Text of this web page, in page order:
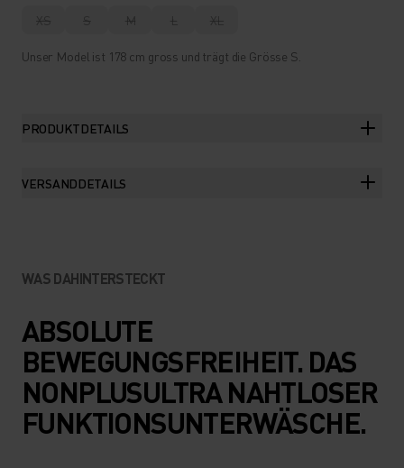
XS S M L XL
Unser Model ist 178 cm gross und trägt die Grösse S.
PRODUKTDETAILS
VERSANDDETAILS
WAS DAHINTERSTECKT
ABSOLUTE
BEWEGUNGSFREIHEIT. DAS
NONPLUSULTRA NAHTLOSER
FUNKTIONSUNTERWÄSCHE.